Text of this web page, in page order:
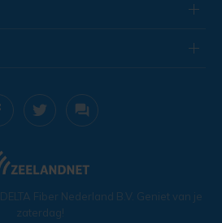
DELTA Fiber Nederland B.V. Geniet van je
zaterdag!